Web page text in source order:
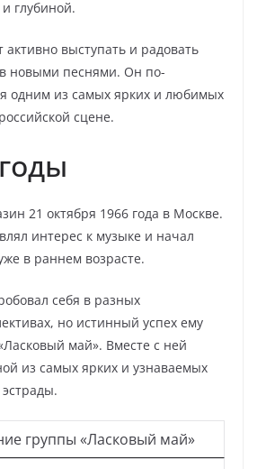
глубиной.
выступать и радовать
новыми песнями. Он по-
одним из самых ярких и любимых
сцене.
21 октября 1966 года в Москве.
интерес к музыке и начал
в раннем возрасте.
себя в разных
но истинный успех ему
май». Вместе с ней
из самых ярких и узнаваемых
группы «Ласковый май»